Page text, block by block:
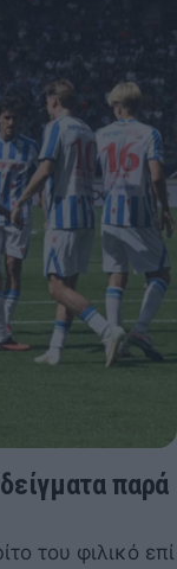
παρά
του φιλικό επί